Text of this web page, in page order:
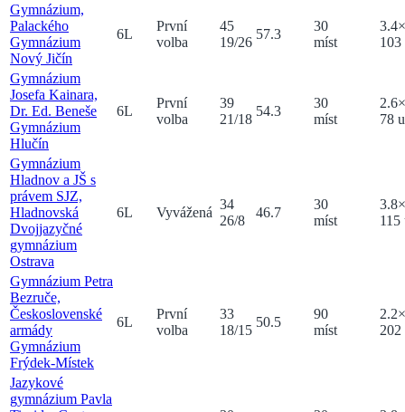
Gymnázium,
Palackého
Gymnázium
Nový Jičín
6L
První
volba
45
19/26
57.3
30
míst
3.4
103
Gymnázium
Josefa Kainara,
Dr. Ed. Beneše
Gymnázium
Hlučín
6L
První
volba
39
21/18
54.3
30
míst
2.6
78
Gymnázium
Hladnov a JŠ s
právem SJZ,
Hladnovská
Dvojjazyčné
gymnázium
Ostrava
6L Vyvážená
34
26/8
46.7
30
míst
3.8
115
Gymnázium Petra
Bezruče,
Československé
armády
Gymnázium
Frýdek-Místek
6L
První
volba
33
18/15
50.5
90
míst
2.2
202
Jazykové
gymnázium Pavla